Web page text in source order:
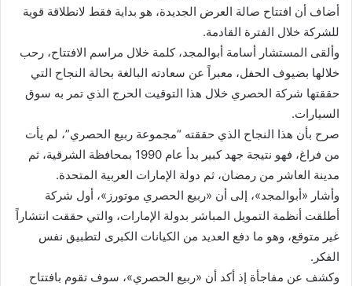
أضاف أن افتتاح صالة العرض الجديدة، هو بداية فقط لانطلاقة قوية
للشركة خلال الفترة القادمة.
وألقى المستشار أسامة أبوالمجد، كلمة خلال مراسم الافتتاح، رحب
خلالها بضيوف الحفل، معبراً عن سعادته البالغة بحالة النجاح التي
حققتها شركة الحصري خلال هذا التوقيت الحرج الذي تمر به سوق
السيارات.
صرح بأن هذا النجاح الذي حققته “مجموعة ربيع الحصري”، لم يأت
من فراغ، فهو نتيجة جهد كبير بدأ عام 1990 بمحافظة الشرقية، ثم
مدينة العاشر من رمضان، ثم دولة الإمارات العربية المتحدة.
وأشار «أبوالمجد»، إلى أن «ربيع الحصري موتورز»، أول شركة
أطلقت أنظمة التمويل المباشر بدولة الإمارات، والتي حققت انتشاراً
غير متوقع، وهو ما دفع العديد من الكيانات الكبرى لتطبيق نفس
الفكر.
وكشف عن مفاجأة إذ أكد أن «ربيع الحصري»، سوف تقوم بافتتاح